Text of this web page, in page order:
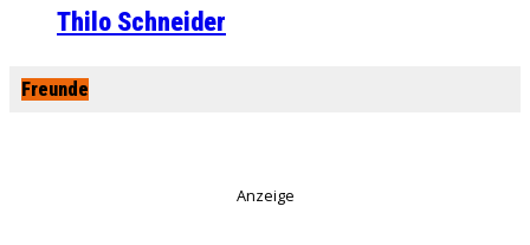
Thilo Schneider
Freunde
Anzeige